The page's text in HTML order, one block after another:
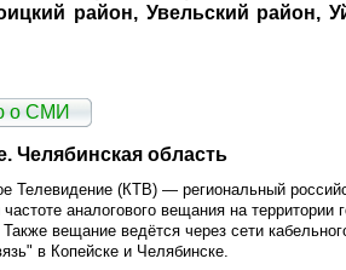
район, Увельский район,
о СМИ
Челябинская область
Телевидение (КТВ) — региональный
аналогового вещания на территории
Также вещание ведётся через сети
в Копейске и Челябинске.